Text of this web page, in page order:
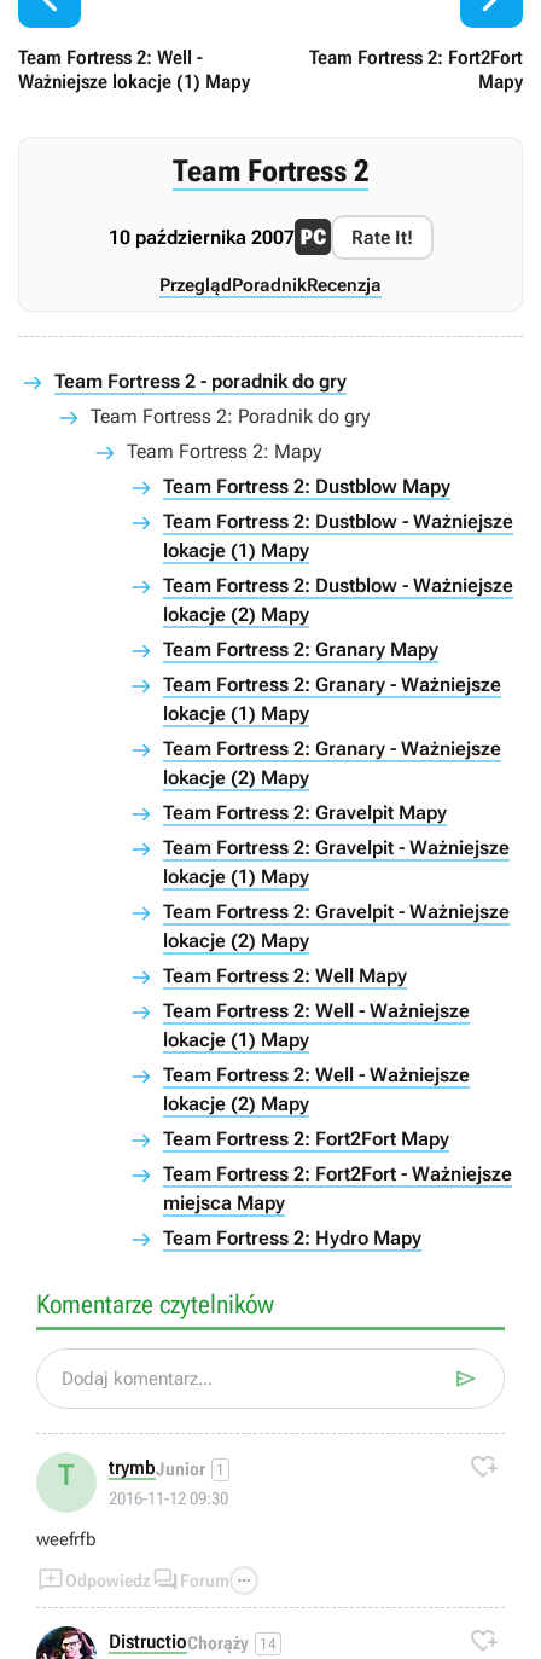
Team Fortress 2: Well -
Ważniejsze lokacje (1) Mapy
Team Fortress 2: Fort2Fort
Mapy
Team Fortress 2
10 października 2007 Rate It!
PrzeglądPoradnikRecenzja
Team Fortress 2 - poradnik do gry
Team Fortress 2: Poradnik do gry
Team Fortress 2: Mapy
Team Fortress 2: Dustblow Mapy
Team Fortress 2: Dustblow - Ważniejsze
lokacje (1) Mapy
Team Fortress 2: Dustblow - Ważniejsze
lokacje (2) Mapy
Team Fortress 2: Granary Mapy
Team Fortress 2: Granary - Ważniejsze
lokacje (1) Mapy
Team Fortress 2: Granary - Ważniejsze
lokacje (2) Mapy
Team Fortress 2: Gravelpit Mapy
Team Fortress 2: Gravelpit - Ważniejsze
lokacje (1) Mapy
Team Fortress 2: Gravelpit - Ważniejsze
lokacje (2) Mapy
Team Fortress 2: Well Mapy
Team Fortress 2: Well - Ważniejsze
lokacje (1) Mapy
Team Fortress 2: Well - Ważniejsze
lokacje (2) Mapy
Team Fortress 2: Fort2Fort Mapy
Team Fortress 2: Fort2Fort - Ważniejsze
miejsca Mapy
Team Fortress 2: Hydro Mapy
Komentarze czytelników
Dodaj komentarz... 
T trymbJunior 1
2016-11-12 09:30

weefrfb
Odpowiedz  Forum 
DistructioChorąży 14 